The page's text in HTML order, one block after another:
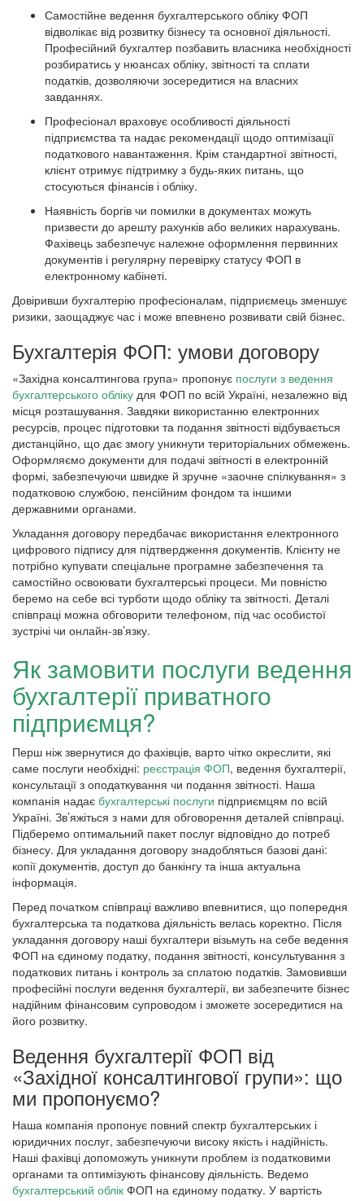
Самостійне ведення бухгалтерського обліку ФОП
відволікає від розвитку бізнесу та основної діяльності.
Професійний бухгалтер позбавить власника необхідності
розбиратись у нюансах обліку, звітності та сплати
податків, дозволяючи зосередитися на власних
завданнях.
Професіонал враховує особливості діяльності
підприємства та надає рекомендації щодо оптимізації
податкового навантаження. Крім стандартної звітності,
клієнт отримує підтримку з будь-яких питань, що
стосуються фінансів і обліку.
Наявність боргів чи помилки в документах можуть
призвести до арешту рахунків або великих нарахувань.
Фахівець забезпечує належне оформлення первинних
документів і регулярну перевірку статусу ФОП в
електронному кабінеті.
Довіривши бухгалтерію професіоналам, підприємець зменшує
ризики, заощаджує час і може впевнено розвивати свій бізнес.
Бухгалтерія ФОП: умови договору
«Західна консалтингова група» пропонує послуги з ведення
бухгалтерського обліку для ФОП по всій Україні, незалежно від
місця розташування. Завдяки використанню електронних
ресурсів, процес підготовки та подання звітності відбувається
дистанційно, що дає змогу уникнути територіальних обмежень.
Оформляємо документи для подачі звітності в електронній
формі, забезпечуючи швидке й зручне «заочне спілкування» з
податковою службою, пенсійним фондом та іншими
державними органами.
Укладання договору передбачає використання електронного
цифрового підпису для підтвердження документів. Клієнту не
потрібно купувати спеціальне програмне забезпечення та
самостійно освоювати бухгалтерські процеси. Ми повністю
беремо на себе всі турботи щодо обліку та звітності. Деталі
співпраці можна обговорити телефоном, під час особистої
зустрічі чи онлайн-зв’язку.
Як замовити послуги ведення
бухгалтерії приватного
підприємця?
Перш ніж звернутися до фахівців, варто чітко окреслити, які
саме послуги необхідні: реєстрація ФОП, ведення бухгалтерії,
консультації з оподаткування чи подання звітності. Наша
компанія надає бухгалтерські послуги підприємцям по всій
Україні. Зв’яжіться з нами для обговорення деталей співпраці.
Підберемо оптимальний пакет послуг відповідно до потреб
бізнесу. Для укладання договору знадобляться базові дані:
копії документів, доступ до банкінгу та інша актуальна
інформація.
Перед початком співпраці важливо впевнитися, що попередня
бухгалтерська та податкова діяльність велась коректно. Після
укладання договору наші бухгалтери візьмуть на себе ведення
ФОП на єдиному податку, подання звітності, консультування з
податкових питань і контроль за сплатою податків. Замовивши
професійні послуги ведення бухгалтерії, ви забезпечите бізнес
надійним фінансовим супроводом і зможете зосередитися на
його розвитку.
Ведення бухгалтерії ФОП від
«Західної консалтингової групи»: що
ми пропонуємо?
Наша компанія пропонує повний спектр бухгалтерських і
юридичних послуг, забезпечуючи високу якість і надійність.
Наші фахівці допоможуть уникнути проблем із податковими
органами та оптимізують фінансову діяльність. Ведемо
бухгалтерський облік ФОП на єдиному податку. У вартість